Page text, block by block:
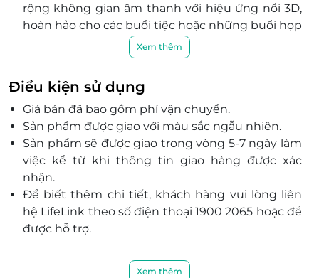
rộng không gian âm thanh với hiệu ứng nổi 3D,
hoàn hảo cho các buổi tiệc hoặc những buổi họp
Thiết kế hầm hố mang phong cách “quân đội”
đầy góc cạnh và lớp vỏ cao su chống bám vân
tay toát lên vẻ hiện đại, tinh tế.
Thời lượng pin lên tới 15 giờ có thể hoạt động
liên tục cả ngày dài.
Kết nối nhanh chóng với công nghệ NFC chỉ
bằng một thao tác chạm.
Xem thêm
Điều kiện sử dụng
Giá bán đã bao gồm phí vận chuyển.
Sản phẩm được giao với màu sắc ngẫu nhiên.
Sản phẩm sẽ được giao trong vòng 5-7 ngày làm
việc kể từ khi thông tin giao hàng được xác
nhận.
Để biết thêm chi tiết, khách hàng vui lòng liên
hệ LifeLink theo số điện thoại 1900 2065 hoặc để
được hỗ trợ.
Xem thêm